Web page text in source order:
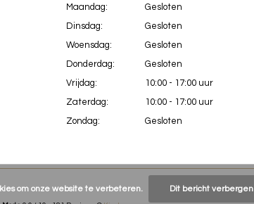
Maandag:
Dinsdag:
Woensdag:
Donderdag:
Vrijdag:
Zaterdag:
Zondag:
Gesloten
Gesloten
Gesloten
Gesloten
10:00 - 17:00 uur
10:00 - 17:00 uur
Gesloten
om onze website te verbeteren. Dit bericht verbergen